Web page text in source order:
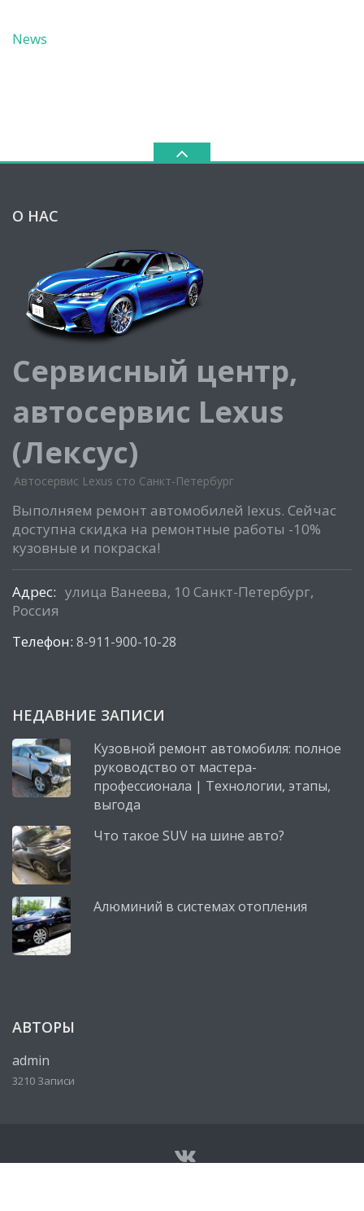
News
О НАС
Сервисный центр,
автосервис Lexus
(Лексус)
Автосервис Lexus сто Санкт-Петербург
Выполняем ремонт автомобилей lexus. Сейчас
доступна скидка на ремонтные работы -10%
кузовные и покраска!
Адрес: улица Ванеева, 10 Санкт-Петербург,
Россия
Телефон: 8-911-900-10-28
НЕДАВНИЕ ЗАПИСИ
Кузовной ремонт автомобиля: полное
руководство от мастера-
профессионала | Технологии, этапы,
выгода
Что такое SUV на шине авто?
Алюминий в системах отопления
АВТОРЫ
admin
3210 Записи